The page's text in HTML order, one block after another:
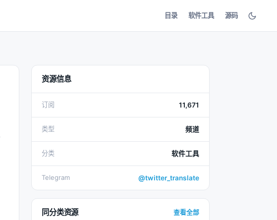
目录 软件工具 源码
资源信息
订阅 11,671
类型 频道
分类 软件工具
Telegram @twitter_translate
同分类资源 查看全部